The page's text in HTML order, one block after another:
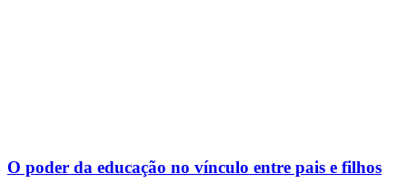
O poder da educação no vínculo entre pais e filhos